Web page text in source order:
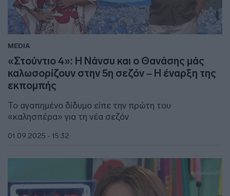
MEDIA
«Στούντιο 4»: Η Νάνσυ και ο Θανάσης μάς
καλωσορίζουν στην 5η σεζόν – Η έναρξη της
εκπομπής
Το αγαπημένο δίδυμο είπε την πρώτη του
«καλησπέρα» για τη νέα σεζόν
01.09.2025 - 15:32